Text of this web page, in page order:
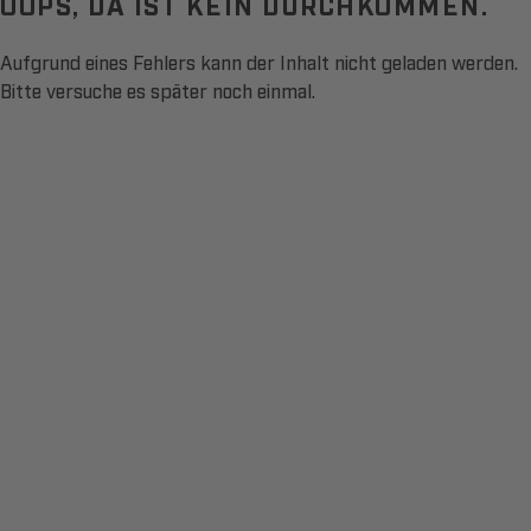
Aufgrund eines Fehlers kann der Inhalt nicht geladen werden.
Bitte versuche es später noch einmal.